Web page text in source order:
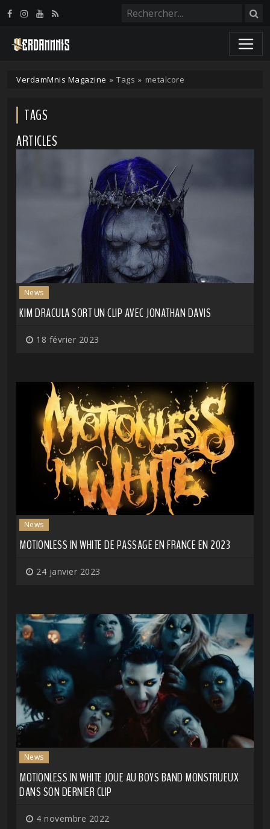
VerdamMnis Magazine » Tags » metalcore
TAGS
ARTICLES
News
KIM DRACULA SORT UN CLIP AVEC JONATHAN DAVIS
18 février 2023
News
MOTIONLESS IN WHITE DE PASSAGE EN FRANCE EN 2023
24 janvier 2023
News
MOTIONLESS IN WHITE JOUE AU BOYS BAND MONSTRUEUX
DANS SON DERNIER CLIP
4 novembre 2022
Panneau de gestion des cookies